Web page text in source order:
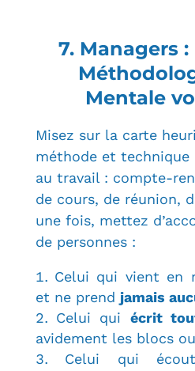
7. Managers :
Mentale
Misez sur la carte
méthode et technique
au travail : compte-
de cours, de réunion,
une fois, mettez
de personnes :
Celui qui vient en
et ne prend jamais
Celui qui écrit
avidement les blocs
Celui qui